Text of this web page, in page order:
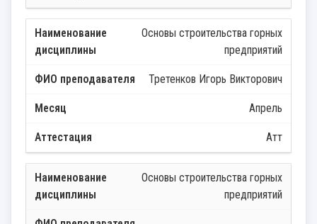
Основы строительства горных
предприятий
Третенков Игорь Викторович
Апрель
Атт
Основы строительства горных
предприятий